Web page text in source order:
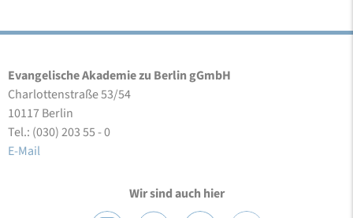
Evangelische Akademie zu Berlin gGmbH
Charlottenstraße 53/54
10117 Berlin
Tel.: (030) 203 55 - 0
E-Mail
Wir sind auch hier